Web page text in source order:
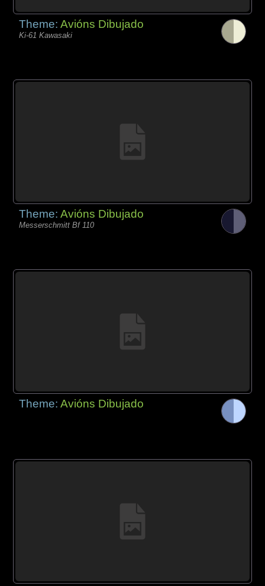
Theme:Avións Dibujado
Ki-61 Kawasaki
Theme:Avións Dibujado
Messerschmitt Bf 110
Theme:Avións Dibujado